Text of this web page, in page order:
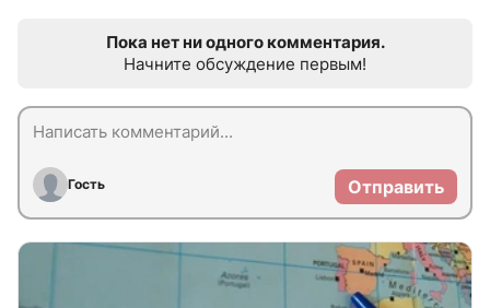
Пока нет ни одного комментария.
Начните обсуждение первым!
Гость Отправить